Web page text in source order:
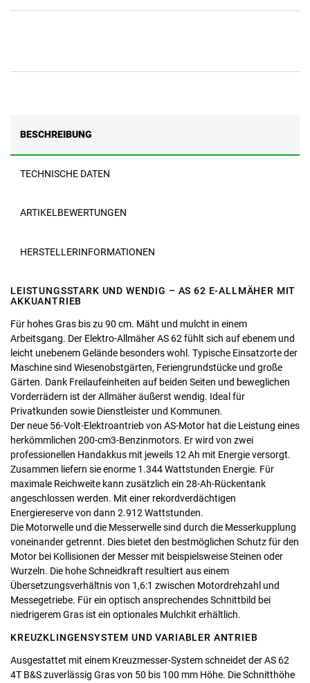
BESCHREIBUNG
TECHNISCHE DATEN
ARTIKELBEWERTUNGEN
HERSTELLERINFORMATIONEN
LEISTUNGSSTARK UND WENDIG – AS 62 E-ALLMÄHER MIT
AKKUANTRIEB
Für hohes Gras bis zu 90 cm. Mäht und mulcht in einem
Arbeitsgang. Der Elektro-Allmäher AS 62 fühlt sich auf ebenem und
leicht unebenem Gelände besonders wohl. Typische Einsatzorte der
Maschine sind Wiesenobstgärten, Feriengrundstücke und große
Gärten. Dank Freilaufeinheiten auf beiden Seiten und beweglichen
Vorderrädern ist der Allmäher äußerst wendig. Ideal für
Privatkunden sowie Dienstleister und Kommunen.
Der neue 56-Volt-Elektroantrieb von AS-Motor hat die Leistung eines
herkömmlichen 200-cm3-Benzinmotors. Er wird von zwei
professionellen Handakkus mit jeweils 12 Ah mit Energie versorgt.
Zusammen liefern sie enorme 1.344 Wattstunden Energie. Für
maximale Reichweite kann zusätzlich ein 28-Ah-Rückentank
angeschlossen werden. Mit einer rekordverdächtigen
Energiereserve von dann 2.912 Wattstunden.
Die Motorwelle und die Messerwelle sind durch die Messerkupplung
voneinander getrennt. Dies bietet den bestmöglichen Schutz für den
Motor bei Kollisionen der Messer mit beispielsweise Steinen oder
Wurzeln. Die hohe Schneidkraft resultiert aus einem
Übersetzungsverhältnis von 1,6:1 zwischen Motordrehzahl und
Messegetriebe. Für ein optisch ansprechendes Schnittbild bei
niedrigerem Gras ist ein optionales Mulchkit erhältlich.
KREUZKLINGENSYSTEM UND VARIABLER ANTRIEB
Ausgestattet mit einem Kreuzmesser-System schneidet der AS 62
4T B&S zuverlässig Gras von 50 bis 100 mm Höhe. Die Schnitthöhe